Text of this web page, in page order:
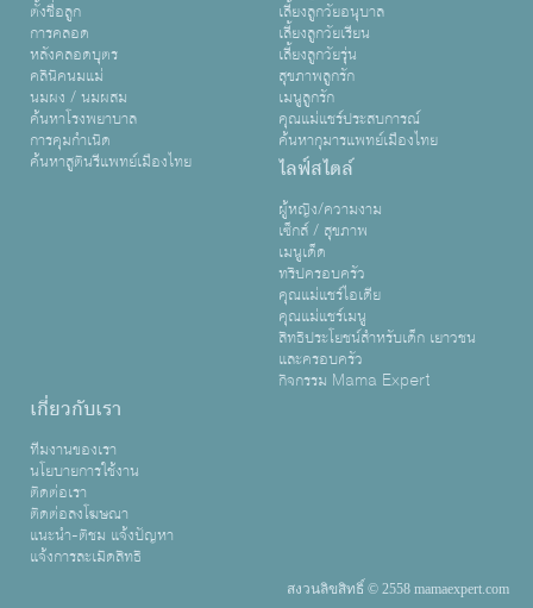
ตั้งชื่อลูก
การคลอด
หลังคลอดบุตร
คลินิคนมแม่
นมผง / นมผสม
ค้นหาโรงพยาบาล
การคุมกำเนิด
ค้นหาสูตินรีแพทย์เมืองไทย
เลี้ยงลูกวัยอนุบาล
เลี้ยงลูกวัยเรียน
เลี้ยงลูกวัยรุ่น
สุขภาพลูกรัก
เมนูลูกรัก
คุณแม่แชร์ประสบการณ์
ค้นหากุมารแพทย์เมืองไทย
ไลฟ์สไตล์
ผู้หญิง/ความงาม
เซ็กส์ / สุขภาพ
เมนูเด็ด
ทริปครอบครัว
คุณแม่แชร์ไอเดีย
คุณแม่แชร์เมนู
สิทธิประโยชน์สำหรับเด็ก เยาวชน
และครอบครัว
กิจกรรม Mama Expert
เกี่ยวกับเรา
ทีมงานของเรา
นโยบายการใช้งาน
ติดต่อเรา
ติดต่อลงโฆษณา
แนะนำ-ติชม แจ้งปัญหา
แจ้งการละเมิดสิทธิ
สงวนลิขสิทธิ์ © 2558 mamaexpert.com